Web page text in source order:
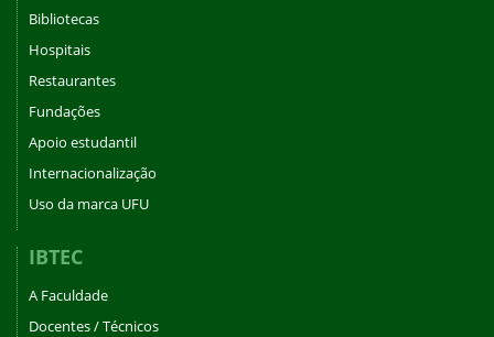
Bibliotecas
Hospitais
Restaurantes
Fundações
Apoio estudantil
Internacionalização
Uso da marca UFU
IBTEC
A Faculdade
Docentes / Técnicos